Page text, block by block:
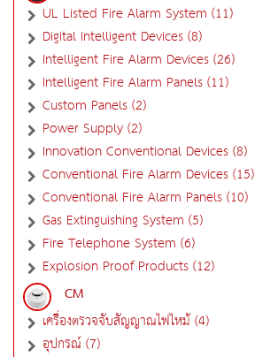
UL Listed Fire Alarm System (11)
Digital Intelligent Devices (8)
Intelligent Fire Alarm Devices (26)
Intelligent Fire Alarm Panels (11)
Custom Panels (2)
Power Supply (2)
Innovation Conventional Devices (8)
Conventional Fire Alarm Devices (15)
Conventional Fire Alarm Panels (10)
Gas Extinguishing System (5)
Fire Telephone System (6)
Explosion Proof Products (12)
CM
เครื่องตรวจจับสัญญาณไฟไหม้ (4)
อุปกรณ์ (7)